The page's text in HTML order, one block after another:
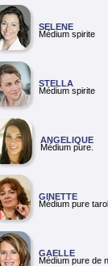
SELENE
Médium spirite
STELLA
Médium spirite
ANGELIQUE
Médium pure.
GINETTE
Médium pure
GAELLE
Médium pure de